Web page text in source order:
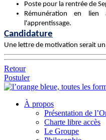
Poste pour la rentrée de
Rémunération en lien
l'apprentissage.
Candidature
Une lettre de motivation serait
Retour
Postuler
À propos
Présentation de
Charte libre accès
Le Groupe